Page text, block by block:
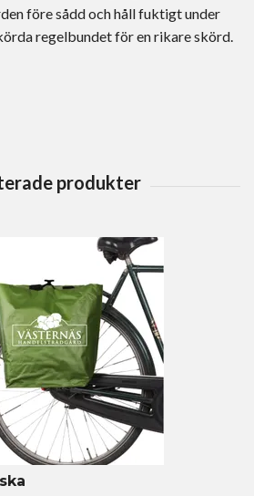
före sådd och håll fuktigt under
regelbundet för en rikare skörd.